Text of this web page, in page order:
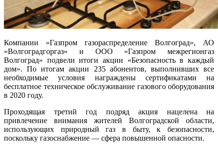
Компании «Газпром газораспределение Волгоград», АО
«Волгоградгоргаз» и ООО «Газпром межрегионгаз
Волгоград» подвели итоги акции «Безопасность в каждый
дом». По итогам акции 235 абонентов, выполнивших все
необходимые условия награждены сертификатами на
бесплатное техническое обслуживание газового оборудования
в 2020 году.
Проходящая третий год подряд акция нацелена на
привлечение внимания жителей Волгоградской области,
использующих природный газ в быту, к безопасности,
поскольку газоснабжение — сфера повышенной опасности.